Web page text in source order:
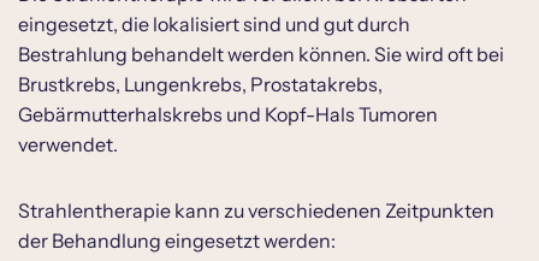
eingesetzt, die lokalisiert sind und gut durch
Bestrahlung behandelt werden können. Sie wird oft bei
Brustkrebs, Lungenkrebs, Prostatakrebs,
Gebärmutterhalskrebs und Kopf-Hals Tumoren
verwendet.
Strahlentherapie kann zu verschiedenen Zeitpunkten
der Behandlung eingesetzt werden: